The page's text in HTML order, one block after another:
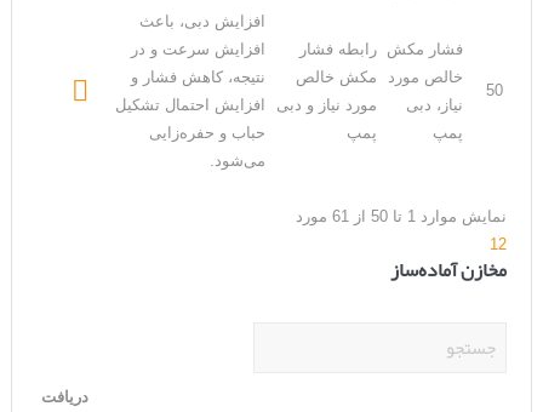
50
فشار مکش
خالص مورد
نیاز، دبی
پمپ
رابطه فشار
مکش خالص
مورد نیاز و دبی
پمپ
افزایش دبی، باعث
افزایش سرعت و در
نتیجه، کاهش فشار و
افزایش احتمال تشکیل
حباب و حفره‌زایی
می‌شود.

نمایش موارد 1 تا 50 از 61 مورد
12
مخازن آماده‌ساز
دریافت